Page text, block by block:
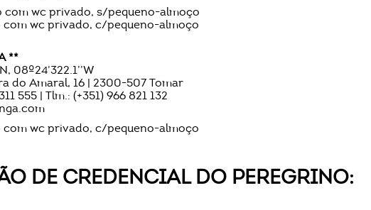
wc privado, s/pequeno-almoço
wc privado, c/pequeno-almoço
**
08º24’322.1’’W
do Amaral, 16 | 2300-507 Tomar
555 | Tlm.: (+351) 966 821 132
wc privado, c/pequeno-almoço
DE CREDENCIAL DO PEREGRINO: